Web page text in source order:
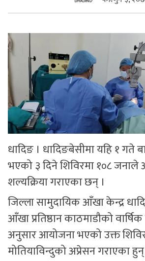
सुचनाहरु
स्वास्थ्य
धादिङ । धादिङबेसीमा यहि १
भएको ३ दिने शिविरमा १०८
शल्यक्रिया गराएका छन् ।
जिल्ला सामुदायिक आँखा केन्द्र
आँखा प्रतिष्ठान काठमाडौको
अनुसार आयोजना भएको उक्त
मोतियाविन्दुको अप्रेसन गराएका हुन्